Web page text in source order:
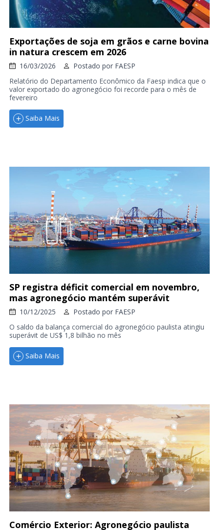
Exportações de soja em grãos e carne bovina
in natura crescem em 2026
16/03/2026 Postado por FAESP
Relatório do Departamento Econômico da Faesp indica que o
valor exportado do agronegócio foi recorde para o mês de
fevereiro
Saiba Mais
SP registra déficit comercial em novembro,
mas agronegócio mantém superávit
10/12/2025 Postado por FAESP
O saldo da balança comercial do agronegócio paulista atingiu
superávit de US$ 1,8 bilhão no mês
Saiba Mais
Comércio Exterior: Agronegócio paulista